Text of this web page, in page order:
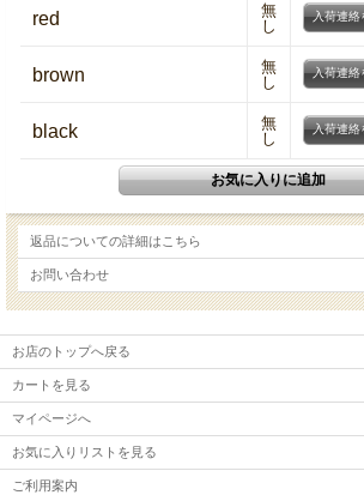
red
無
し
入荷連絡
brown
無
し
入荷連絡
black
無
し
入荷連絡
返品についての詳細はこちら
お問い合わせ
お店のトップへ戻る
カートを見る
マイページへ
お気に入りリストを見る
ご利用案内